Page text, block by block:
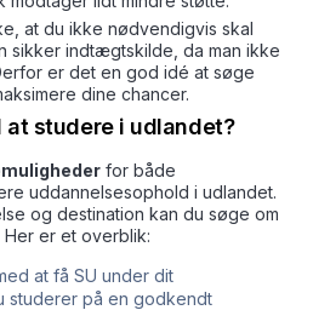
at du ikke nødvendigvis skal
sikker indtægtskilde, da man ikke
er det en god idé at søge
dine chancer.
studere i udlandet?
for både
uddannelsesophold i udlandet.
og destination kan du søge om
er et overblik:
at få SU under dit
studerer på en godkendt